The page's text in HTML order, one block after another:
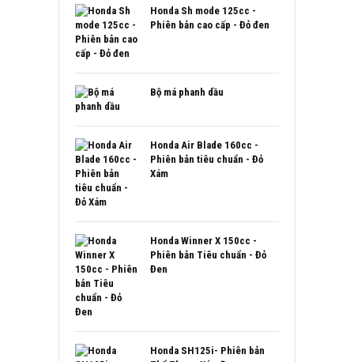
Honda Sh mode 125cc -
Phiên bản cao cấp - Đỏ đen
Bộ má phanh dầu
Honda Air Blade 160cc -
Phiên bản tiêu chuẩn - Đỏ
Xám
Honda Winner X 150cc -
Phiên bản Tiêu chuẩn - Đỏ
Đen
Honda SH125i- Phiên bản